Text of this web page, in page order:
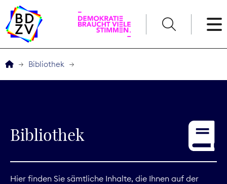
Service
Bibliothek
Bibliothek
Hier finden Sie sämtliche Inhalte, die Ihnen auf der